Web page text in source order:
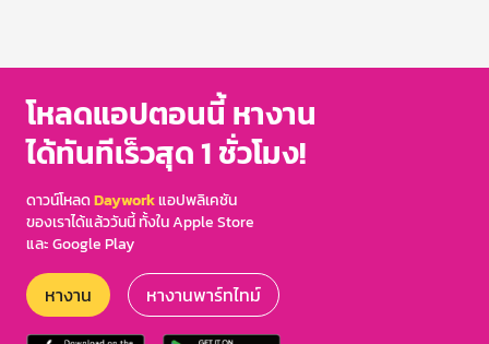
โหลดแอปตอนนี้ หางาน
ได้ทันทีเร็วสุด 1 ชั่วโมง!
ดาวน์โหลดDayworkแอปพลิเคชัน
ของเราได้แล้ววันนี้ ทั้งใน Apple Store
และ Google Play
หางาน หางานพาร์ทไทม์